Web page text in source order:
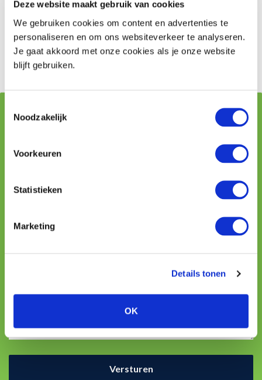
Deze website maakt gebruik van cookies
We gebruiken cookies om content en advertenties te
personaliseren en om ons websiteverkeer te analyseren.
Je gaat akkoord met onze cookies als je onze website
blijft gebruiken.
Noodzakelijk
Voorkeuren
Statistieken
Marketing
Details tonen
OK
ordt altijd persoonlijk te woord gestaan door één van
onze adviseurs.
Vraag stellen
Vraag stellen aan onze adviseurs
Naam
Uw vraag